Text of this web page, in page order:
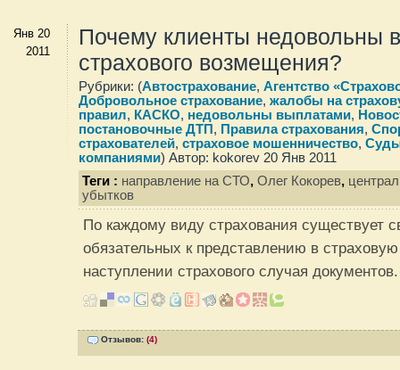
Янв 20
2011
Почему клиенты недовольны
страхового возмещения?
Рубрики: (Автострахование, Агентство
Добровольное страхование, жалобы на
правил, КАСКО, недовольны выплатами,
постановочные ДТП , Правила страхования,
страхователей, страховое мошенничество,
компаниями) Автор: kokorev 20 Янв 2011
Теги : направление на СТО, Олег Кокорев,
убытков
По каждому виду страхования существует
обязательных к представлению в
наступлении страхового случая
Отзывов: (4)